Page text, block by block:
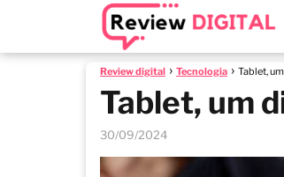
Review digital Tecnologia Tablet,
Tablet, um
30/09/2024